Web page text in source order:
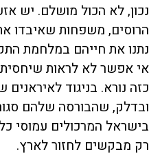
נכון, לא הכול מושלם. יש
הרוסים, משפחות שאיבדו
נתנו את חייהם במלחמת
אי אפשר לא לראות
כזה נורא. בניגוד
ובדלק, שהבורסה שלהם
בישראל המרכולים עמוסי
רק מבקשים לחזור לארץ.